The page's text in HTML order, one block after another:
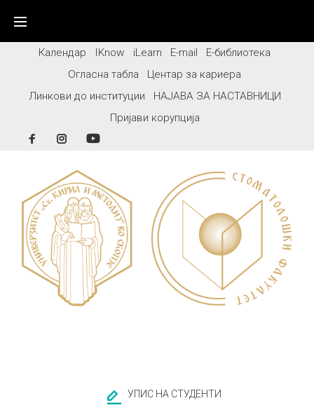
contentКалендар IKnow iLearn E-mail
Е-библиотека
Огласна табла
Центар за кариера
Линкови до институции
НАЈАВА ЗА НАСТАВНИЦИ
Пријави корупција
FacebookInstagram
УПИС НА СТУДЕНТИ